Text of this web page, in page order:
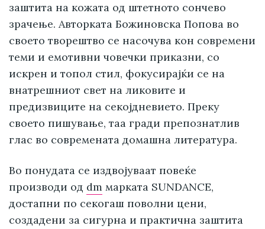
заштита на кожата од штетното сончево
зрачење. Авторката Божиновска Попова во
своето творештво се насочува кон современи
теми и емотивни човечки приказни, со
искрен и топол стил, фокусирајќи се на
внатрешниот свет на ликовите и
предизвиците на секојдневието. Преку
своето пишување, таа гради препознатлив
глас во современата домашна литература.
Во понудата се издвојуваат повеќе
производи од dm марката SUNDANCE,
достапни по секогаш поволни цени,
создадени за сигурна и практична заштита